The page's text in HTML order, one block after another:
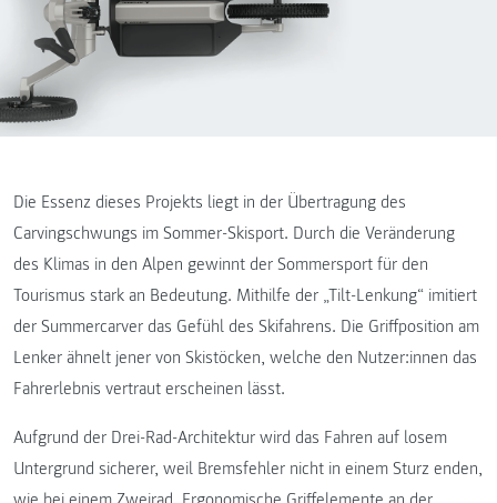
Die Essenz dieses Projekts liegt in der Übertragung des
Carvingschwungs im Sommer-Skisport. Durch die Veränderung
des Klimas in den Alpen gewinnt der Sommersport für den
Tourismus stark an Bedeutung. Mithilfe der „Tilt-Lenkung“ imitiert
der Summercarver das Gefühl des Skifahrens. Die Griffposition am
Lenker ähnelt jener von Skistöcken, welche den Nutzer:innen das
Fahrerlebnis vertraut erscheinen lässt.
Aufgrund der Drei-Rad-Architektur wird das Fahren auf losem
Untergrund sicherer, weil Bremsfehler nicht in einem Sturz enden,